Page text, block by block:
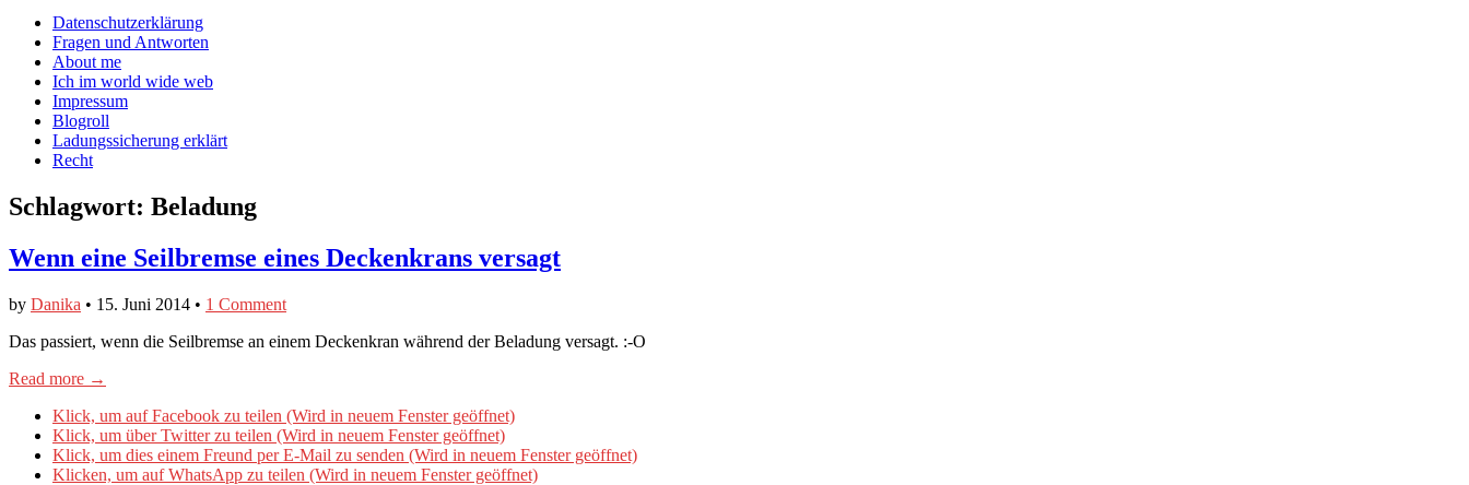
Facebook
anzeigen
Twitter
anzeigen
auf
Instagram
anzeigen
Main
menu
Skip
content
Datenschutzerklärung
Fragen und Antworten
About me
Ich im world wide web
Impressum
Blogroll
Ladungssicherung erklärt
Recht
Schlagwort: Beladung
Wenn eine Seilbremse eines Deckenkrans versagt
by Danika • 15. Juni 2014 • 1 Comment
Das passiert, wenn die Seilbremse an einem Deckenkran während der Beladung versagt. :-O
Read more →
Klick, um auf Facebook zu teilen (Wird in neuem Fenster geöffnet)
Klick, um über Twitter zu teilen (Wird in neuem Fenster geöffnet)
Klick, um dies einem Freund per E-Mail zu senden (Wird in neuem Fenster geöffnet)
Klicken, um auf WhatsApp zu teilen (Wird in neuem Fenster geöffnet)